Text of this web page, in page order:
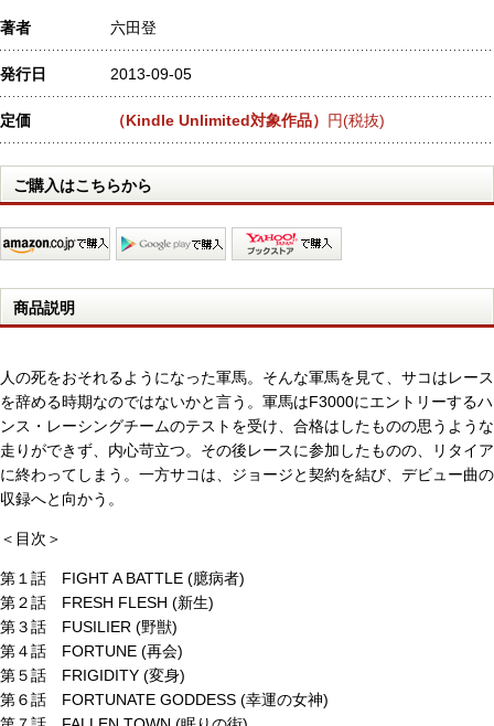
著者 六田登
発行日 2013-09-05
定価 （Kindle Unlimited対象作品） 円(税抜)
ご購入はこちらから
商品説明
人の死をおそれるようになった軍馬。そんな軍馬を見て、サコはレース
を辞める時期なのではないかと言う。軍馬はF3000にエントリーするハ
ンス・レーシングチームのテストを受け、合格はしたものの思うような
走りができず、内心苛立つ。その後レースに参加したものの、リタイア
に終わってしまう。一方サコは、ジョージと契約を結び、デビュー曲の
収録へと向かう。
＜目次＞
第１話 FIGHT A BATTLE (臆病者)
第２話 FRESH FLESH (新生)
第３話 FUSILIER (野獣)
第４話 FORTUNE (再会)
第５話 FRIGIDITY (変身)
第６話 FORTUNATE GODDESS (幸運の女神)